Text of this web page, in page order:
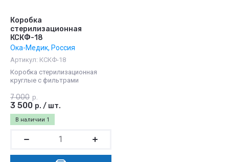
Коробка
стерилизационная
КСКФ-18
Ока-Медик, Россия
Артикул: КСКФ-18
Коробка стерилизационная
круглые с фильтрами
В наличии 1
7 000 р.
3 500 р. / шт.